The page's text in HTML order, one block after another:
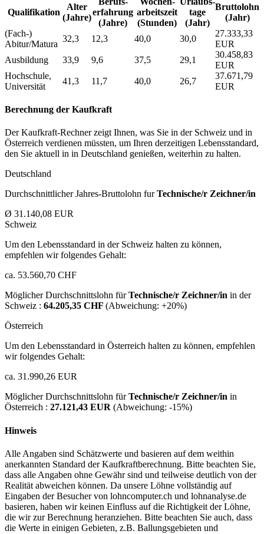
Qualifikation
Alter
(Jahre)
erfahrung
(Jahre)
arbeitszeit
(Stunden)
tage
(Jahr)
Bruttolohn
(Jahr)
(Fach-)
Abitur/Matura
32,3 12,3 40,0 30,0
27.333,33
EUR
Ausbildung
33,9 9,6 37,5 29,1
30.458,83
EUR
Hochschule,
Universität
41,3 11,7 40,0 26,7
37.671,79
EUR
Berechnung der Kaufkraft
Der Kaufkraft-Rechner zeigt Ihnen, was Sie in der Schweiz und in
Österreich verdienen müssten, um Ihren derzeitigen Lebensstandard,
den Sie aktuell in in Deutschland genießen, weiterhin zu halten.
Deutschland
Durchschnittlicher Jahres-Bruttolohn furTechnische/r Zeichner/in
Ø 31.140,08 EUR
Schweiz
Um den Lebensstandard in der Schweiz halten zu können,
empfehlen wir folgendes Gehalt:
ca. 53.560,70 CHF
Möglicher Durchschnittslohn fürTechnische/r Zeichner/in in der
Schweiz : 64.205,35 CHF (Abweichung: +20%)
Österreich
Um den Lebensstandard in Österreich halten zu können, empfehlen
wir folgendes Gehalt:
ca. 31.990,26 EUR
Möglicher Durchschnittslohn fürTechnische/r Zeichner/in in
Österreich : 27.121,43 EUR (Abweichung: -15%)
Hinweis
Alle Angaben sind Schätzwerte und basieren auf dem weithin
anerkannten Standard der Kaufkraftberechnung. Bitte beachten Sie,
dass alle Angaben ohne Gewähr sind und teilweise deutlich von der
Realität abweichen können. Da unsere Löhne vollständig auf
Eingaben der Besucher von lohncomputer.ch und lohnanalyse.de
basieren, haben wir keinen Einfluss auf die Richtigkeit der Löhne,
die wir zur Berechnung heranziehen. Bitte beachten Sie auch, dass
die Werte in einigen Gebieten, z.B. Ballungsgebieten und